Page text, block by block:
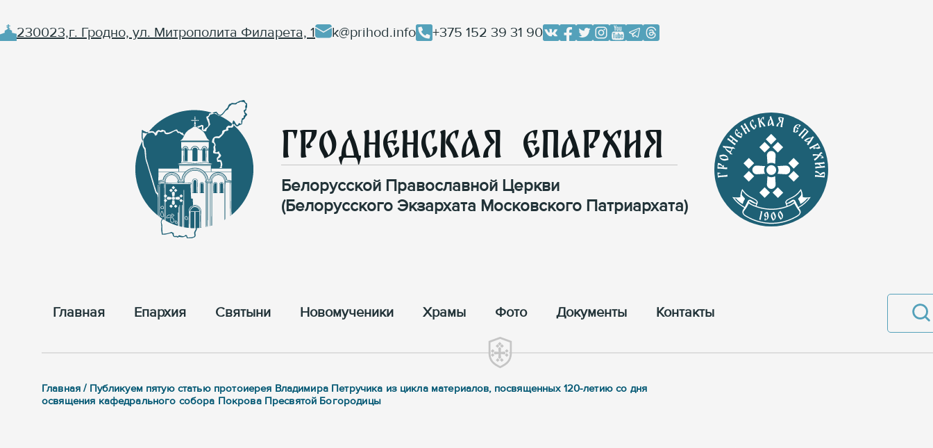
230023,г. Гродно, ул. Митрополита Филарета, 1 k@prihod.info +375 152 39 31 90
Гродненская Епархия
Белорусской Православной Церкви
(Белорусского Экзархата Московского Патриархата)
Главная Епархия Cвятыни Новомученики Храмы Фото Документы Контакты
Главная / Публикуем пятую статью протоиерея Владимира Петручика из цикла материалов, посвященных 120-летию со дня
освящения кафедрального собора Покрова Пресвятой Богородицы